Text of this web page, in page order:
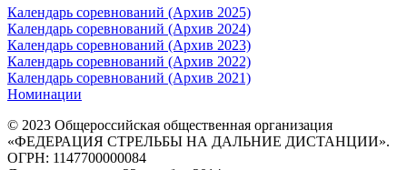
Календарь соревнований (Архив 2025)
Календарь соревнований (Архив 2024)
Календарь соревнований (Архив 2023)
Календарь соревнований (Архив 2022)
Календарь соревнований (Архив 2021)
Номинации
© 2023 Общероссийская общественная организация
«ФЕДЕРАЦИЯ СТРЕЛЬБЫ НА ДАЛЬНИЕ ДИСТАНЦИИ».
ОГРН: 1147700000084